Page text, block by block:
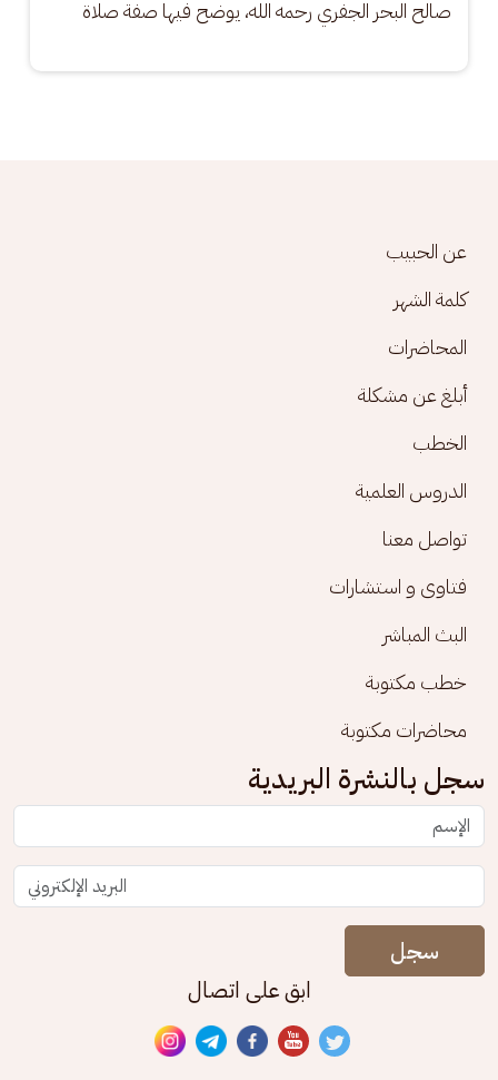
صالح البحر الجفري رحمه الله، يوضح فيها صفة صلاة
Footer menu
عن الحبيب
كلمة الشهر
المحاضرات
أبلغ عن مشكلة
الخطب
الدروس العلمية
تواصل معنا
فتاوى و استشارات
البث المباشر
خطب مكتوبة
محاضرات مكتوبة
سجل بالنشرة البريدية
سجل
ابق على اتصال